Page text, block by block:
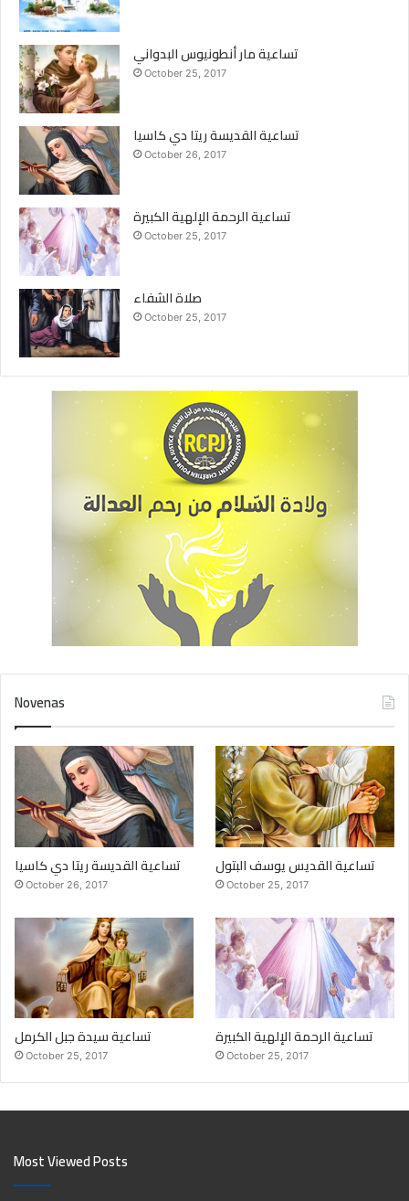
تساعية مار أنطونيوس البدواني
October 25, 2017
تساعية القديسة ريتا دي كاسيا
October 26, 2017
تساعية الرحمة الإلهية الكبيرة
October 25, 2017
صلاة الشفاء
October 25, 2017
Novenas
تساعية القديسة ريتا دي كاسيا
October 26, 2017
تساعية القديس يوسف البتول
October 25, 2017
تساعية سيدة جبل الكرمل
October 25, 2017
تساعية الرحمة الإلهية الكبيرة
October 25, 2017
Most Viewed Posts